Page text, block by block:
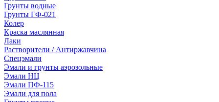
Грунты водные
Грунты ГФ-021
Колер
Краска маслянная
Лаки
Растворители / Антиржавчина
Спецэмали
Эмали и грунты аэрозольные
Эмали НЦ
Эмали ПФ-115
Эмали для пола